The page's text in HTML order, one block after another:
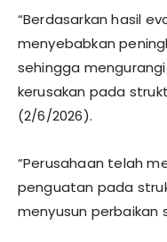
“Berdasarkan hasil
menyebabkan
sehingga
kerusakan pada
(2/6/2026).
“Perusahaan telah
penguatan pada
menyusun perbaikan